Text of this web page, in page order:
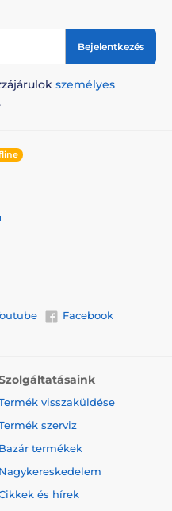
Bejelentkezés
személyes
Facebook
visszaküldése
szerviz
Bazár termékek
Nagykereskedelem
és hírek